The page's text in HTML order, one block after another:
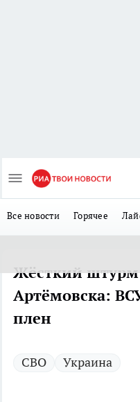
Все новости Горячее
Жёсткий штурм
Артёмовска:
плен
СВО Украина